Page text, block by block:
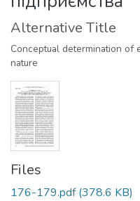
Alternative Title
Conceptual determination of
nature
Files
176-179.pdf(378.6 KB)